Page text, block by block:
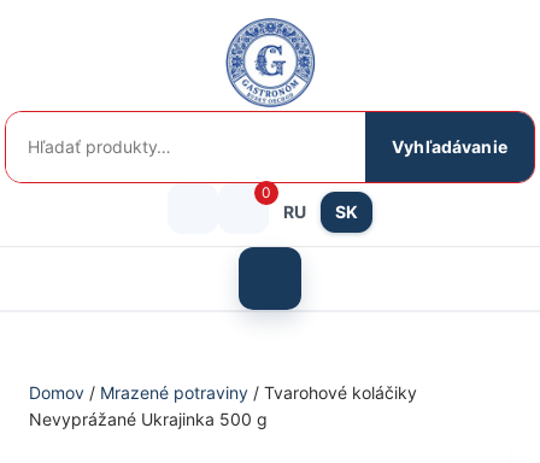
Hľadať:
Vyhľadávanie
Prihlásenie
košík
0
RU SK
menu
Domov / Mrazené potraviny / Tvarohové koláčiky
Nevyprážané Ukrajinka 500 g